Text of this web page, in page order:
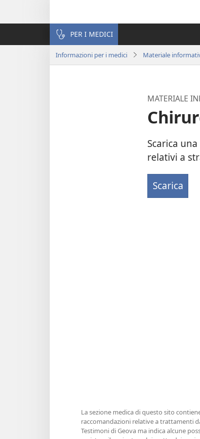
PER I MEDICI
Informazioni per i medici Materiale
MATERIALE
Scarica
relativi a
Scarica
La sezione medica di questo sito
raccomandazioni relative a trattamenti
Testimoni di Geova ma indica alcune